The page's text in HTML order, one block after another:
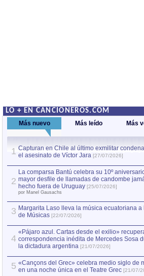
LO + EN CANCIONEROS.COM
Más nuevo Más leído Más
1 Capturan en Chile al último exmilitar
el asesinato de Víctor Jara [27/07/2026]
2
La comparsa Bantú celebra su 10º
mayor desfile de llamadas de candombe
hecho fuera de Uruguay [25/07/2026]
por Manel Gausachs
3 Margarita Laso lleva la música ecuatoriana a
de Músicas [22/07/2026]
4
«Pájaro azul. Cartas desde el exilio»
correspondencia inédita de Mercedes Sosa
la dictadura argentina [21/07/2026]
5 «Cançons del Grec» celebra medio siglo de
en una noche única en el Teatre Grec [21/07/